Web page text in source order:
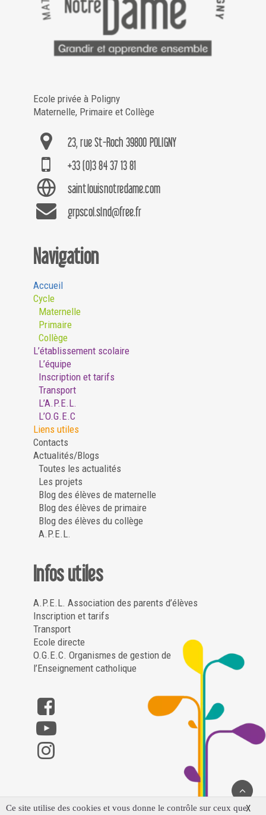
Ecole privée à Poligny
Maternelle, Primaire et Collège
23, rue St-Roch 39800 POLIGNY
+33 (0)3 84 37 13 81
saintlouisnotredame.com
grpscol.slnd@free.fr
Navigation
Accueil
Cycle
Maternelle
Primaire
Collège
L’établissement scolaire
L’équipe
Inscription et tarifs
Transport
L’A.P.E.L.
L’O.G.E.C
Liens utiles
Contacts
Actualités/Blogs
Toutes les actualités
Les projets
Blog des élèves de maternelle
Blog des élèves de primaire
Blog des élèves du collège
A.P.E.L.
Infos utiles
A.P.E.L. Association des parents d’élèves
Inscription et tarifs
Transport
Ecole directe
O.G.E.C. Organismes de gestion de
l’Enseignement catholique
X
Ce site utilise des cookies et vous donne le contrôle sur ceux que